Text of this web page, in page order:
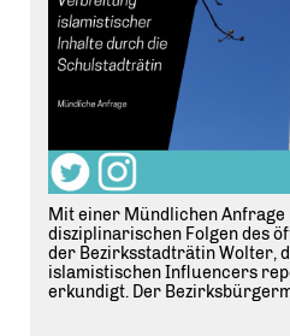
Mit einer Mündlichen Anfrage
disziplinarischen Folgen des
der Bezirksstadträtin Wolter,
islamistischen Influencers
erkundigt. Der